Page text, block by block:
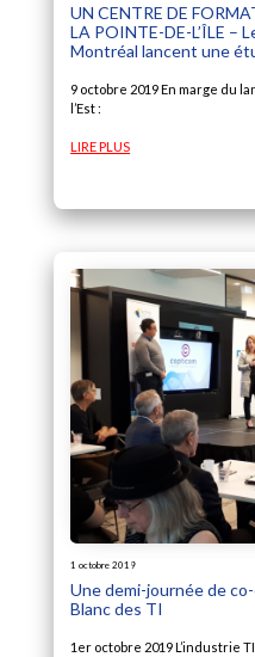
UN CENTRE DE
LA POINTE-DE-L’ÎLE –
Montréal lancent une
9 octobre 2019 En marge du
l’Est :
LIRE PLUS
1 octobre 2019
Une demi-journée de
Blanc des TI
1er octobre 2019 L’industrie